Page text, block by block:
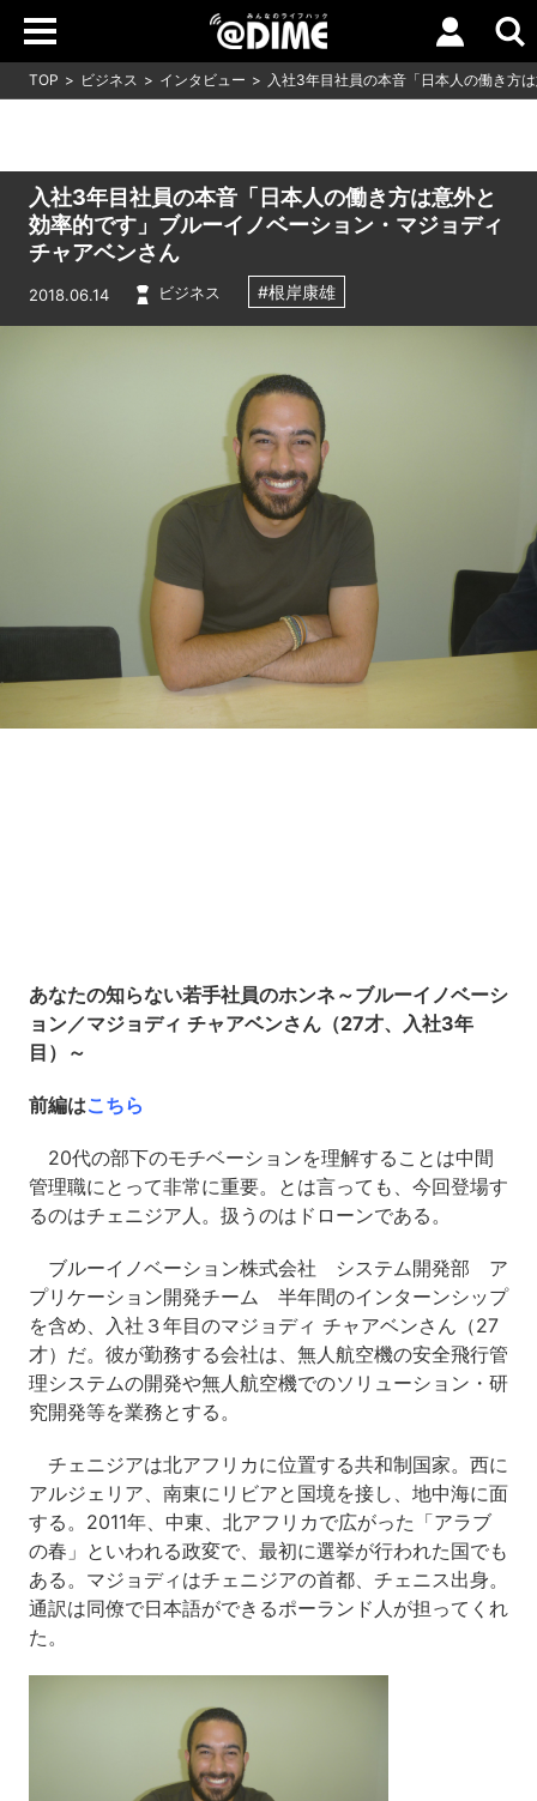
TOP ビジネス インタビュー 入社3年目社員の本音「日本人の働き方
入社3年目社員の本音「日本人の働き方は意外と
効率的です」ブルーイノベーション・マジョディ
チャアベンさん
2018.06.14 ビジネス #根岸康雄
あなたの知らない若手社員のホンネ～ブルーイノベーシ
ョン／マジョディ チャアベンさん（27才、入社3年
目）～
前編はこちら
20代の部下のモチベーションを理解することは中間
管理職にとって非常に重要。とは言っても、今回登場す
るのはチェニジア人。扱うのはドローンである。
ブルーイノベーション株式会社 システム開発部 ア
プリケーション開発チーム 半年間のインターンシップ
を含め、入社３年目のマジョディ チャアベンさん（27
才）だ。彼が勤務する会社は、無人航空機の安全飛行管
理システムの開発や無人航空機でのソリューション・研
究開発等を業務とする。
チェニジアは北アフリカに位置する共和制国家。西に
アルジェリア、南東にリビアと国境を接し、地中海に面
する。2011年、中東、北アフリカで広がった「アラブ
の春」といわれる政変で、最初に選挙が行われた国でも
ある。マジョディはチェニジアの首都、チェニス出身。
通訳は同僚で日本語ができるポーランド人が担ってくれ
た。